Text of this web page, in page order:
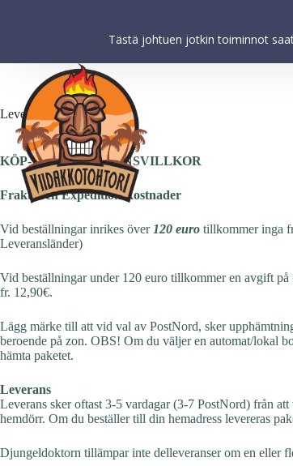
Tästä johtuen jotkin toiminnot
Leverans och köpvilkor
KÖP- OCH LEVERANSVILLKOR
Frakt- och Expeditionskostnader
Vid beställningar inrikes över 120 euro tillkommer inga
Leveransländer)
Vid beställningar under 120 euro tillkommer en avgift
fr. 12,90€.
Lägg märke till att vid val av PostNord, sker
beroende på zon. OBS! Om du väljer en automat/lokal
hämta paketet.
Leverans
Leverans sker oftast 3-5 vardagar (3-7 PostNord) från
hemdörr. Om du beställer till din hemadress levereras
Djungeldoktorn tillämpar inte delleveranser om en eller
Viidakkotohtori.fi käyttää internetpalveluissaan
koskevien tilastojen keräämiseksi. Kun käytät tätä